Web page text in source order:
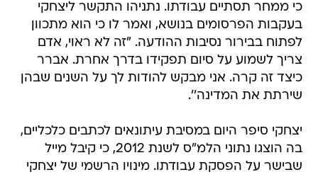
כי ממחר תסתיים עבודתו. נתניהו התקשר ליצחקי
בעקבות הפרסומים בנושא, ואמר לו כי הוא מתכוון
לפתוח בבירור נסיבות ההודעה. "זה לא ראוי, אדם
צריך לשמוע על סיום תפקידו בדרך אחרת. אברר
כיצד זה קרה. אני מבקש להודות לך על השנים שבהן
שירתת את המדינה''.
יצחקי סיפר היום במסיבת עיתונאים לכתבים כלכליים,
בה הוצגו נתוני הלמ"ס לשנת 2012, כי קיבל מייל
שבישר על הפסקת עבודתו. מינויו הרשמי של יצחקי